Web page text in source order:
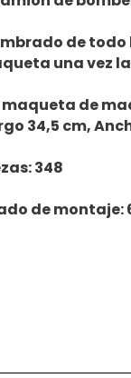
de todo
una vez
maqueta de
34,5 cm,
348
de montaje: